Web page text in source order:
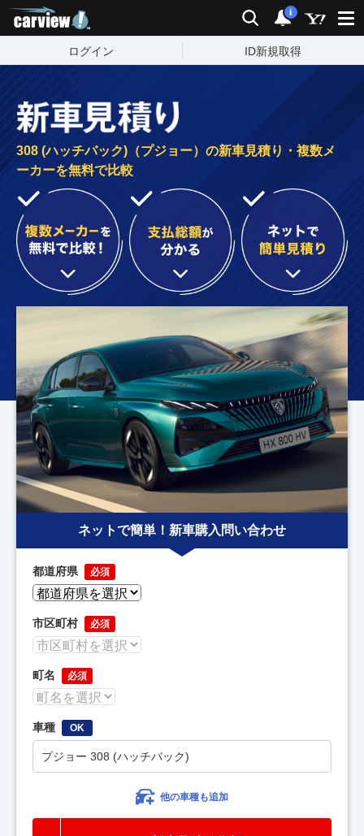
検索 通知
i
ログイン ID新規取得
308 (ハッチバック)（プジョー）の新車見積り・複数メ
ーカーを無料で比較
ネットで簡単！新車購入問い合わせ
都道府県 必須
市区町村 必須
町名 必須
車種 OK
プジョー 308 (ハッチバック)
他の車種も追加